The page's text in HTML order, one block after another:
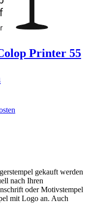
Printer 55
gekauft werden
nach Ihren
oder Motivstempel
mit Logo an. Auch